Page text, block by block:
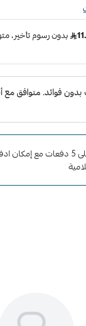
على المعاطف
بأمان
المثالية ليس
في الفترات
ضعيفة على رغوة
الفاخر
وقسّمها على 5 دفعات مع